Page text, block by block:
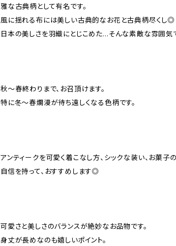
雅な古典柄として有名です。
風に揺れる布には美しい古典的なお花と古典柄尽くし◎
日本の美しさを羽織にとじこめた…そんな素敵な雰囲気
秋〜春終わりまで、お召頂けます。
特に冬〜春爛漫が待ち遠しくなる色柄です。
アンティークを可愛く着こなし方、シックな装い、お菓
自信を持って、おすすめします◎
可愛さと美しさのバランスが絶妙なお品物です。
身丈が長めなのも嬉しいポイント。